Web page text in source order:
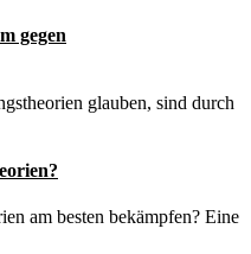
gegen
glauben, sind durch
am besten bekämpfen? Eine